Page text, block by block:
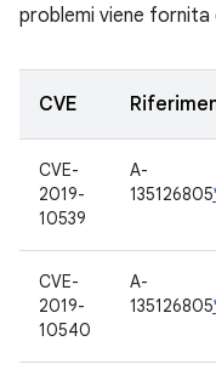
problemi viene
CVE
CVE-
2019-
10539
A-
135126805
CVE-
2019-
10540
A-
135126805